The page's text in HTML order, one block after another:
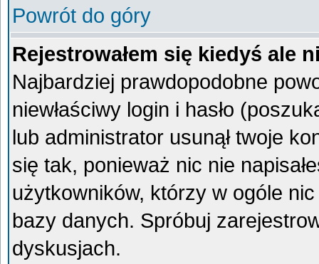
Powrót do góry
Rejestrowałem się kiedyś ale
Najbardziej prawdopodobne
niewłaściwy login i hasło
lub administrator usunął twoje
się tak, ponieważ nic nie
użytkowników, którzy w ogóle
bazy danych. Spróbuj
dyskusjach.